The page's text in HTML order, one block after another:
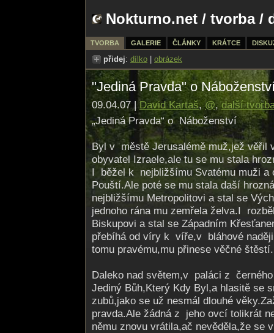
Nokturno.net / tvorba/
TVORBA GALERIE ČLÁNKY KRÁTCE
přidej: dílko obrázek
"Jediná Pravda" o
09.04.07 | David Kartaš,@,další
„Jediná Pravda“ o Náboženství
Byl v městě Jerusalémě muž,jež věřil
obyvatel Izraele,ale tu se mu stala
I běžel k nejbližšímu Svatému muži a
Pouští.Ale poté se mu stala daší
nejbližšímu Metropolitovi a stal se
jednoho rána mu zemřela želva.I
Biskupovi a stal se Západním
přebíhá od víry k víře,v bláhové
tomu pravému,mu přinese věčné štěstí.
Daleko nad světem,v paláci z
Jediný Bůh,Který Kdy Byl,a hlasitě se
zubů,jako se už nesmál dlouhé
pravda.Ale žádná z jeho ovcí tolikrát
němu znovu vrátila,ač nevěděla,že se